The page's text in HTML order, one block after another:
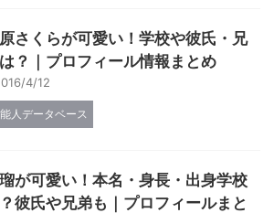
さくらが可愛い！学校や彼氏・兄
？｜プロフィール情報まとめ
4/12
人データベース
が可愛い！本名・身長・出身学校
彼氏や兄弟も｜プロフィールまと